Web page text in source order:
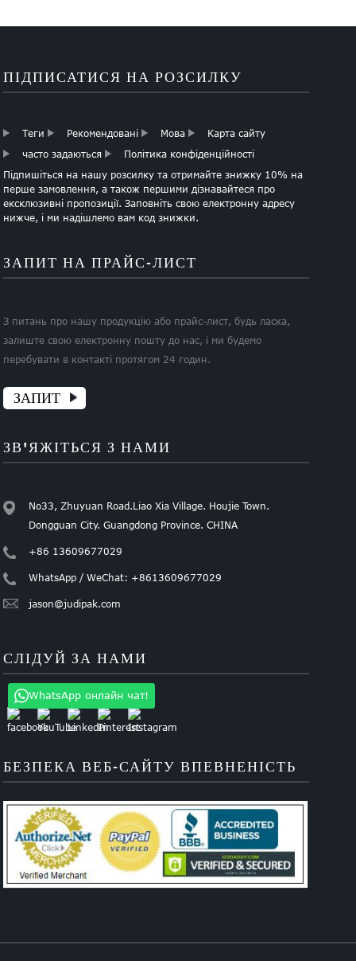
ПІДПИСАТИСЯ НА РОЗСИЛКУ
Теги Рекомендовані Мова
Карта сайту
часто задаються
Політика конфіденційності
Підпишіться на нашу розсилку та отримайте знижку 10% на
перше замовлення, а також першими дізнавайтеся про
ексклюзивні пропозиції. Заповніть свою електронну адресу
нижче, і ми надішлемо вам код знижки.
ЗАПИТ НА ПРАЙС-ЛИСТ
З питань про нашу продукцію або прайс-лист, будь ласка,
залиште свою електронну пошту до нас, і ми будемо
перебувати в контакті протягом 24 годин.
ЗАПИТ
ЗВ'ЯЖІТЬСЯ З НАМИ
No33, Zhuyuan Road.Liao Xia Village. Houjie Town.
Dongguan City. Guangdong Province. CHINA
+86 13609677029
WhatsApp / WeChat: +8613609677029
jason@judipak.com
СЛІДУЙ ЗА НАМИ
БЕЗПЕКА ВЕБ-САЙТУ ВПЕВНЕНІСТЬ
WhatsApp онлайн чат!